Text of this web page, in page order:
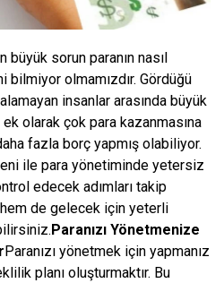
büyük sorun paranın nasıl
olmamızdır. Gördüğü
insanlar arasında büyük
olarak çok para kazanmasına
fazla borç yapmış olabiliyor.
ile para yönetiminde yetersiz
edecek adımları takip
de gelecek için yeterli
Paranızı Yönetmenize
Paranızı yönetmek için yapmanız
planı oluşturmaktır. Bu